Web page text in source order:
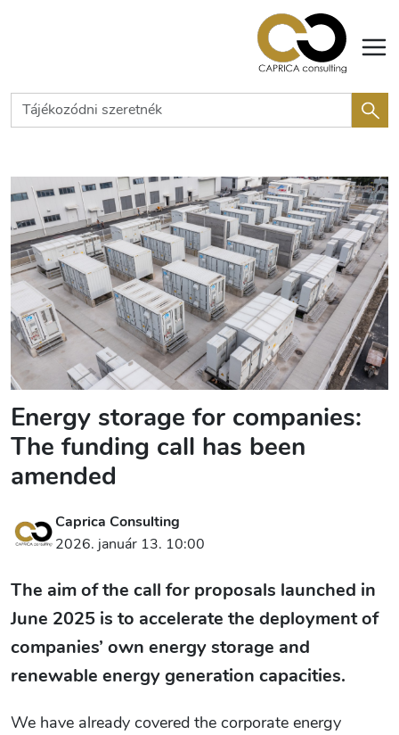
Energy storage for companies:
The funding call has been
amended
Caprica Consulting
2026. január 13. 10:00
The aim of the call for proposals launched in
June 2025 is to accelerate the deployment of
companies’ own energy storage and
renewable energy generation capacities.
We have already covered the corporate energy